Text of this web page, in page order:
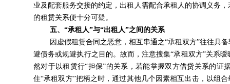
业及配套服务交接的约定，出租人需配合承租人的协调义务
的租赁关系便十分可疑。
五、 “承租人”与“出租人”之间的关系
因虚假租赁合同之恶意，相互串通之“承租双方”往往具
避债务或规避执行之目的。故而，注意搜集“承租双方”关系
然对于以租赁行“担保”的关系，若能掌握双方借贷关系的
住“承租双方”把柄之时，通过其他几个因素相互出击，以组